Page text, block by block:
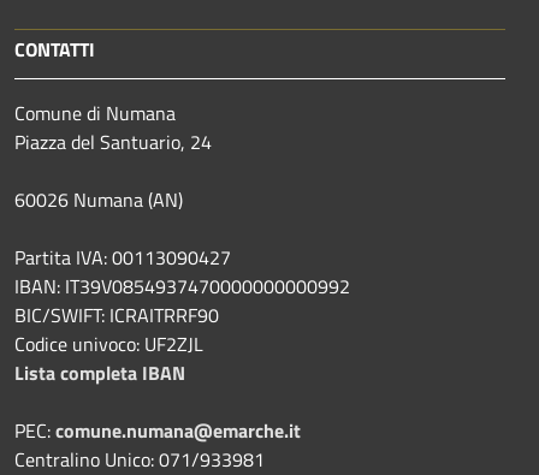
CONTATTI
Comune di Numana
Piazza del Santuario, 24
60026 Numana (AN)
Partita IVA: 00113090427
IBAN: IT39V0854937470000000000992
BIC/SWIFT: ICRAITRRF90
Codice univoco: UF2ZJL
Lista completa IBAN
PEC:comune.numana@emarche.it
Centralino Unico: 071/933981